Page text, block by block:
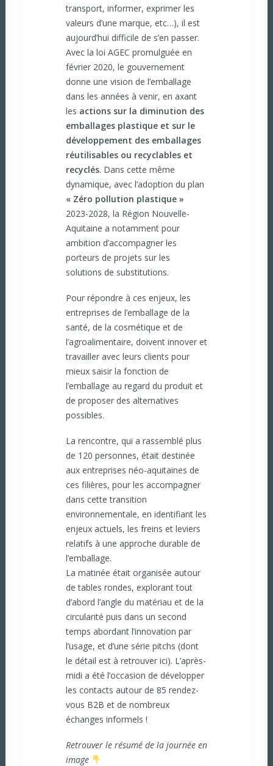
transport, informer, exprimer les
valeurs d’une marque, etc…), il est
aujourd’hui difficile de s’en passer.
Avec la loi AGEC promulguée en
février 2020, le gouvernement
donne une vision de l’emballage
dans les années à venir, en axant
les actions sur la diminution des
emballages plastique et sur le
développement des emballages
réutilisables ou recyclables et
recyclés. Dans cette même
dynamique, avec l’adoption du plan
« Zéro pollution plastique »
2023-2028, la Région Nouvelle-
Aquitaine a notamment pour
ambition d’accompagner les
porteurs de projets sur les
solutions de substitutions.
Pour répondre à ces enjeux, les
entreprises de l’emballage de la
santé, de la cosmétique et de
l’agroalimentaire, doivent innover et
travailler avec leurs clients pour
mieux saisir la fonction de
l’emballage au regard du produit et
de proposer des alternatives
possibles.
La rencontre, qui a rassemblé plus
de 120 personnes, était destinée
aux entreprises néo-aquitaines de
ces filières, pour les accompagner
dans cette transition
environnementale, en identifiant les
enjeux actuels, les freins et leviers
relatifs à une approche durable de
l’emballage.
La matinée était organisée autour
de tables rondes, explorant tout
d’abord l’angle du matériau et de la
circularité puis dans un second
temps abordant l’innovation par
l’usage, et d’une série pitchs (dont
le détail est à retrouver ici). L’après-
midi a été l’occasion de développer
les contacts autour de 85 rendez-
vous B2B et de nombreux
échanges informels !
Retrouver le résumé de la journée en
image